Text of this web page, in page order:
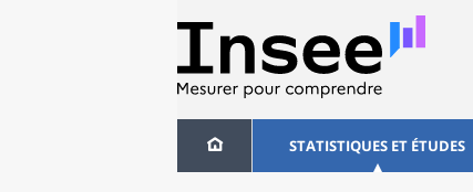
STATISTIQUES ET ÉTUDES